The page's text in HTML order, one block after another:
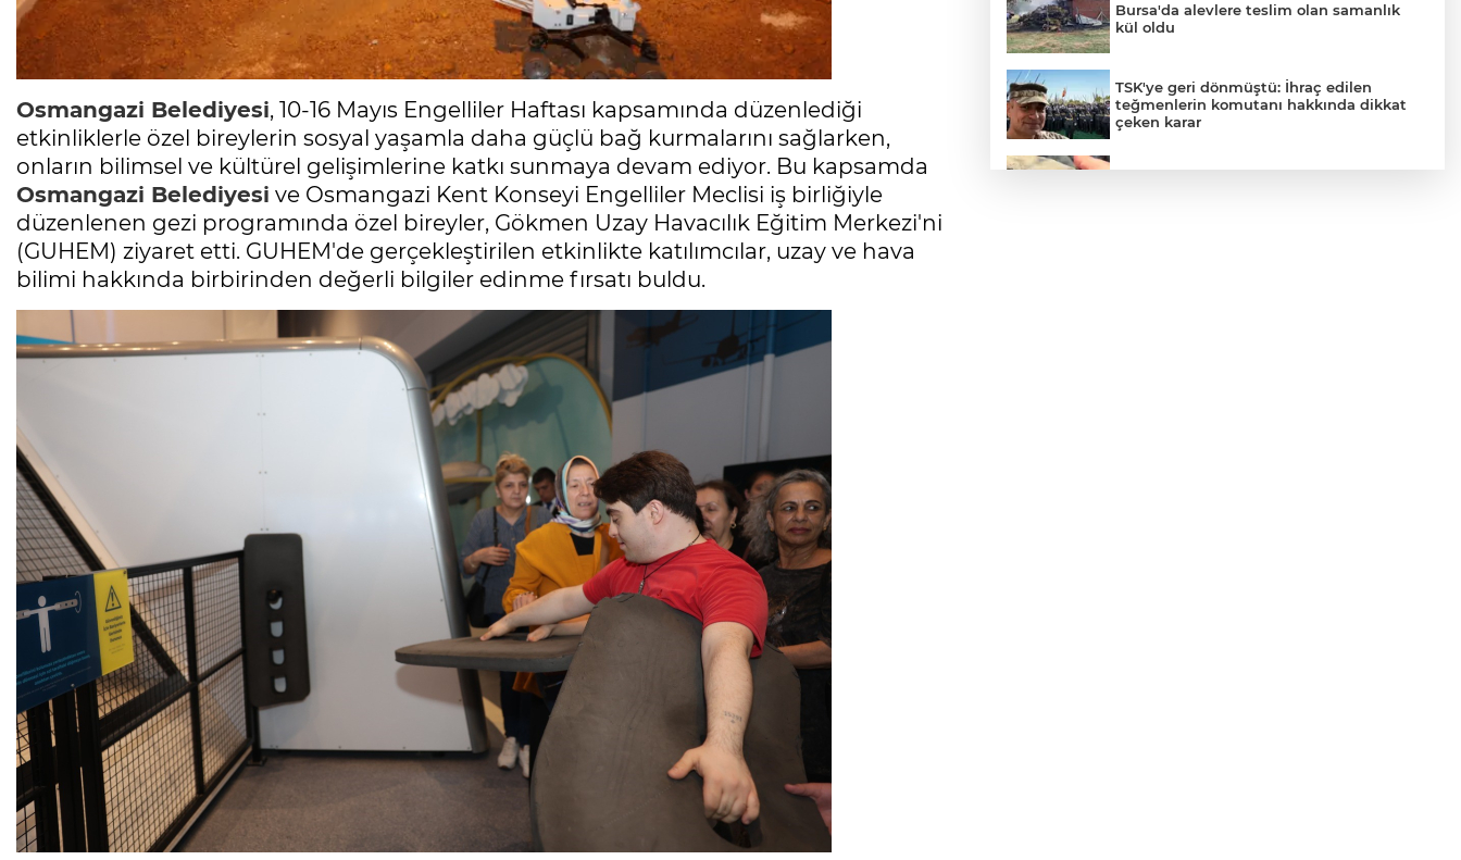
Osmangazi Belediyesi, 10-16 Mayıs Engelliler Haftası kapsamında düzenlediği
etkinliklerle özel bireylerin sosyal yaşamla daha güçlü bağ kurmalarını sağlarken,
onların bilimsel ve kültürel gelişimlerine katkı sunmaya devam ediyor. Bu kapsamda
Osmangazi Belediyesi ve Osmangazi Kent Konseyi Engelliler Meclisi iş birliğiyle
düzenlenen gezi programında özel bireyler, Gökmen Uzay Havacılık Eğitim Merkezi'ni
(GUHEM) ziyaret etti. GUHEM'de gerçekleştirilen etkinlikte katılımcılar, uzay ve hava
bilimi hakkında birbirinden değerli bilgiler edinme fırsatı buldu.
Bursa'da alevlere teslim olan samanlık
kül oldu
TSK'ye geri dönmüştü: İhraç edilen
teğmenlerin komutanı hakkında dikkat
çeken karar